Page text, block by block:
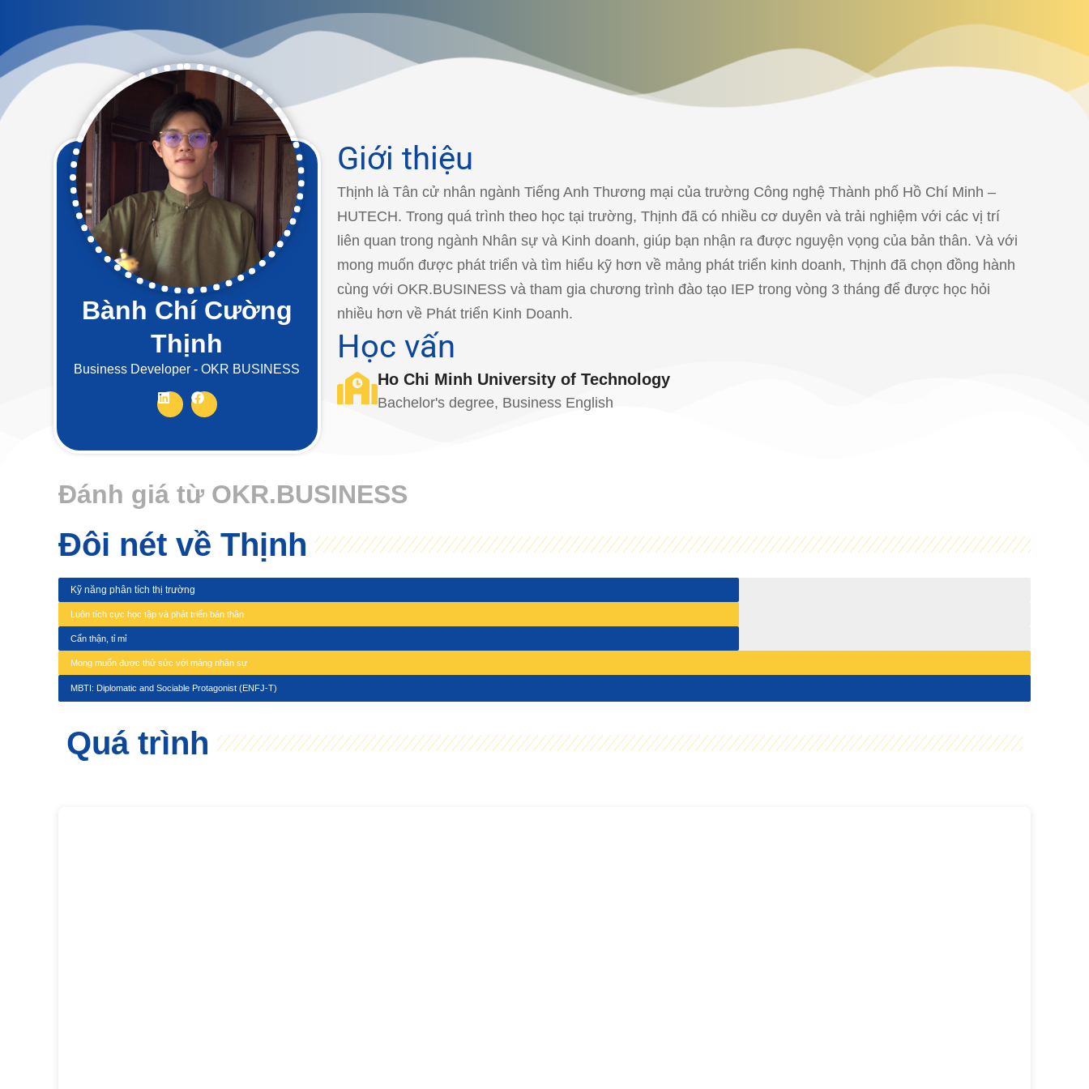
Bành Chí Cường
Thịnh
Business Developer - OKR BUSINESS
Giới thiệu
Thịnh là Tân cử nhân ngành Tiếng Anh Thương mại của trường Công nghệ Thành phố Hồ Chí Minh –
HUTECH. Trong quá trình theo học tại trường, Thịnh đã có nhiều cơ duyên và trải nghiệm với các vị trí
liên quan trong ngành Nhân sự và Kinh doanh, giúp bạn nhận ra được nguyện vọng của bản thân. Và với
mong muốn được phát triển và tìm hiểu kỹ hơn về mảng phát triển kinh doanh, Thịnh đã chọn đồng hành
cùng với OKR.BUSINESS và tham gia chương trình đào tạo IEP trong vòng 3 tháng để được học hỏi
nhiều hơn về Phát triển Kinh Doanh.
Học vấn
Ho Chi Minh University of Technology
Bachelor's degree, Business English
Đánh giá từ OKR.BUSINESS
Đôi nét về Thịnh
Kỹ năng phân tích thị trường
Luôn tích cực học tập và phát triển bản thân
Cẩn thận, tỉ mỉ
Mong muốn được thử sửc với mảng nhân sự
MBTI: Diplomatic and Sociable Protagonist (ENFJ-T)
Quá trình